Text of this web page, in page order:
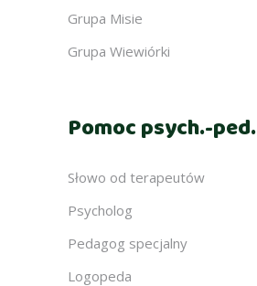
Grupa Misie
Grupa Wiewiórki
Pomoc psych.-ped.
Słowo od terapeutów
Psycholog
Pedagog specjalny
Logopeda